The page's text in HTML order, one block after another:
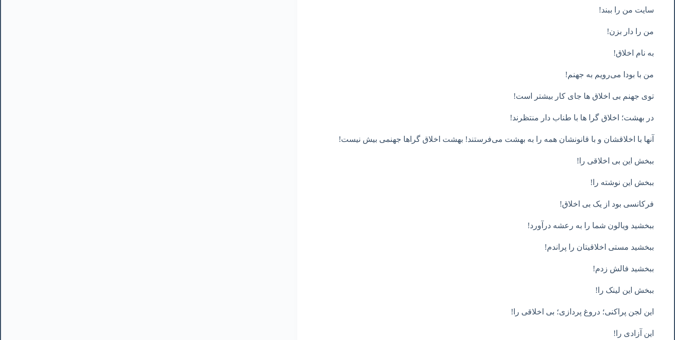
سایت من را ببند!
من را دار بزن!
به نام اخلاق!
من با بودا می‌رویم به جهنم!
توی جهنم بی اخلاق ها جای کار بیشتر است!
در بهشت؛ اخلاق گرا ها با طناب دار منتظرند!
آنها با اخلاقشان و با قانونشان همه را به بهشت می‌فرستند! بهشت اخلاق گراها جهنمی بیش نیست!
ببخش این بی اخلاقی را!
ببخش این نوشته را!
فرکانسی بود از یک بی اخلاق!
ببخشید ویالون شما را به رعشه درآورد!
ببخشید مستی اخلاقیتان را پراندم!
ببخشید فالش زدم!
ببخش این لینک را!
این لجن پراکنی؛ دروغ پردازی؛ بی اخلاقی را!
این آزادی را!